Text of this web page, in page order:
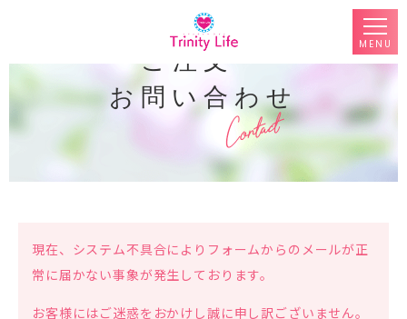
MENU
ご注文・
お問い合わせ
現在、システム不具合によりフォームからのメールが正
常に届かない事象が発生しております。
お客様にはご迷惑をおかけし誠に申し訳ございません。